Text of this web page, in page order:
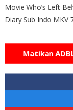
Movie Who’s Left
Diary Sub Indo MKV
Matikan